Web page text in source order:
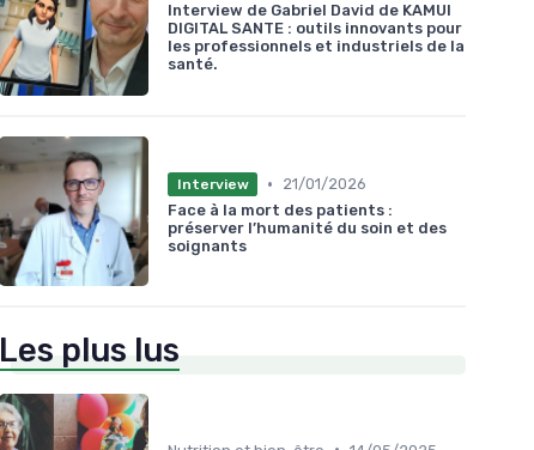
Interview de Gabriel David de KAMUI
DIGITAL SANTE : outils innovants pour
les professionnels et industriels de la
santé.
Interview •
21/01/2026
Face à la mort des patients :
préserver l’humanité du soin et des
soignants
Les plus lus